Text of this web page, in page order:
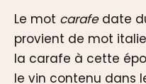
Le mot carafedate
provient de mot
la carafe à cette
le vin contenu dans